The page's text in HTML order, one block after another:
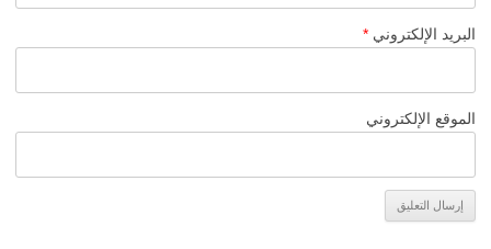
البريد الإلكتروني *
الموقع الإلكتروني